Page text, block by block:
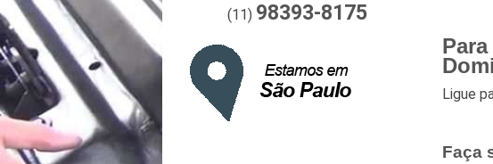
(11) 98393-8175
Ligue
Faça